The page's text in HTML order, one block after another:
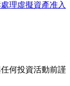
理虛擬資產准入
何投資活動前謹